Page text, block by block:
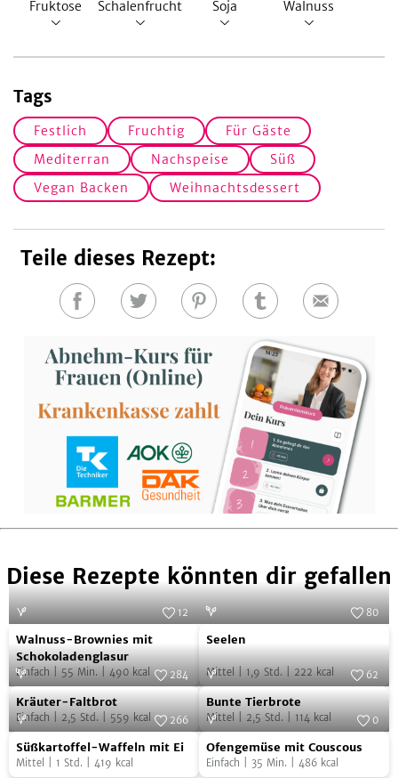
Fruktose Schalenfrucht Soja Walnuss
Tags
Festlich Fruchtig
Für Gäste
Mediterran
Nachspeise
Süß
Vegan Backen
Weihnachtsdessert
Teile dieses Rezept:
Auf
teilen
Auf
teilen
Auf
teilen
Auf
teilen
E-
Diese Rezepte könnten dir gefallen
Walnuss-
Brownies
mit
Schokoladenglasur
12
Walnuss-Brownies mit
Schokoladenglasur
Einfach 55 Min. 490 kcal
Seelen
80
Seelen
Mittel 1,9 Std. 222 kcal
Kräuter-
Faltbrot
SevenCooks
284
Kräuter-Faltbrot
Einfach 2,5 Std. 559 kcal
Bunte
Tierbrote
62
Bunte Tierbrote
Mittel 2,5 Std. 114 kcal
Süßkartoffel-
Waffeln
266
Süßkartoffel-Waffeln mit Ei
Mittel 1 Std. 419 kcal
Ofengemüse
mit
0
Ofengemüse mit Couscous
Einfach 35 Min. 486 kcal